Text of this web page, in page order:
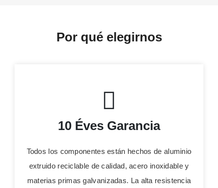
Por qué elegirnos
10 Éves Garancia
Todos los componentes están hechos de aluminio
extruido reciclable de calidad, acero inoxidable y
materias primas galvanizadas. La alta resistencia